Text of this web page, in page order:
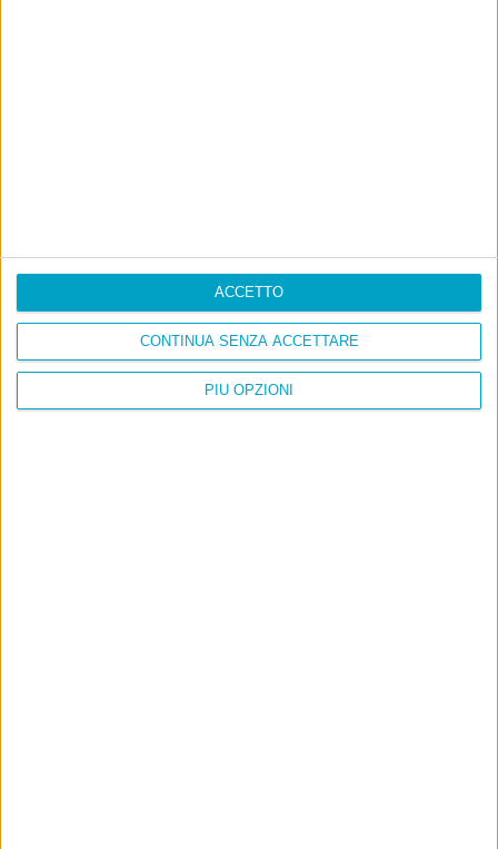
PIÙ OPZIONI
CONTINUA SENZA ACCETTARE
ACCETTO